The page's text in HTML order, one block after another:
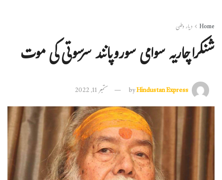
Home دیار وطن
شنکراچاریہ سوامی سوروپانند سرسوتی کی موت
byHindustan Express ستمبر 11, 2022